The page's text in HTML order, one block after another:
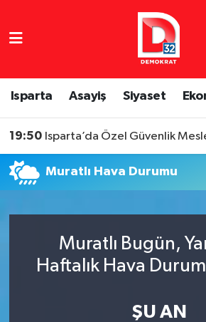
Isparta Asayiş Siyaset
19:50 Isparta’da Özel Güvenlik
Muratlı Hava Durumu
Muratlı Bugün,
Haftalık Hava
ŞU AN
Isparta Nöbetçi Eczaneler
Isparta Hava Durumu
Tüm Manşetler
Son Dakika Haberleri